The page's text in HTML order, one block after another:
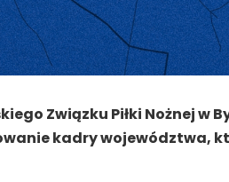
Związku Piłki Nożnej w
kadry województwa,